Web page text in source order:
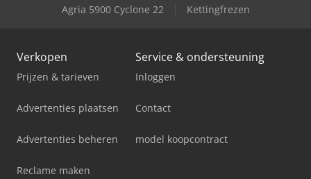
Case-Ih Magnum Mx285
Agria 5900 Cyclone 22
Kettingfrezen
Verkopen
Prijzen & tarieven
Advertenties plaatsen
Advertenties beheren
Reclame maken
Service & ondersteuning
Inloggen
Contact
model koopcontract